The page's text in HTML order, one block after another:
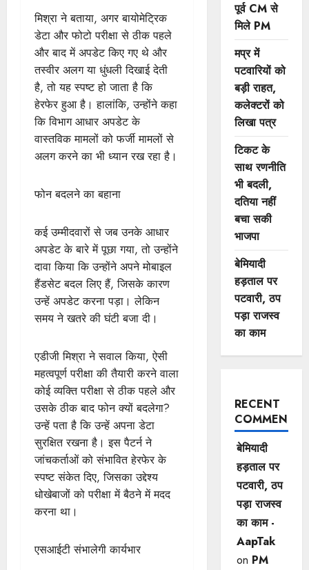
मिश्रा ने बताया, अगर बायोमेट्रिक
डेटा और फोटो परीक्षा से ठीक पहले
और बाद में अपडेट किए गए थे और
तस्वीर अलग या धुंधली दिखाई देती
है, तो यह स्पष्ट हो जाता है कि
हेरफेर हुआ है। हालांकि, उन्होंने कहा
कि विभाग आधार अपडेट के
वास्तविक मामलों को फर्जी मामलों से
अलग करने का भी ध्यान रख रहा है।
फोन बदलने का बहाना
कई उम्मीदवारों से जब उनके आधार
अपडेट के बारे में पूछा गया, तो उन्होंने
दावा किया कि उन्होंने अपने मोबाइल
हैंडसेट बदल लिए हैं, जिसके कारण
उन्हें अपडेट करना पड़ा। लेकिन
समय ने खतरे की घंटी बजा दी।
एडीजी मिश्रा ने सवाल किया, ऐसी
महत्वपूर्ण परीक्षा की तैयारी करने वाला
कोई व्यक्ति परीक्षा से ठीक पहले और
उसके ठीक बाद फोन क्यों बदलेगा?
उन्हें पता है कि उन्हें अपना डेटा
सुरक्षित रखना है। इस पैटर्न ने
जांचकर्ताओं को संभावित हेरफेर के
स्पष्ट संकेत दिए, जिसका उद्देश्य
धोखेबाजों को परीक्षा में बैठने में मदद
करना था।
एसआईटी संभालेगी कार्यभार
पूर्व CM से
मिले PM
मप्र में
पटवारियों को
बड़ी राहत,
कलेक्टरों को
लिखा पत्र
टिकट के
साथ रणनीति
भी बदली,
दतिया नहीं
बचा सकी
भाजपा
बेमियादी
हड़ताल पर
पटवारी, ठप
पड़ा राजस्व
का काम
RECENT
COMMENTS
बेमियादी
हड़ताल पर
पटवारी, ठप
पड़ा राजस्व
का काम -
AapTak
on PM